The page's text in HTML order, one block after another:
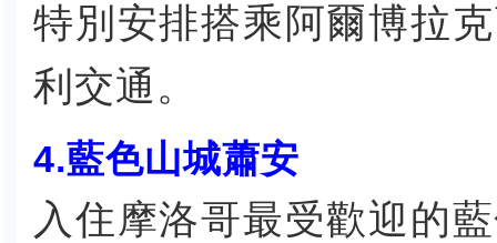
特別安排搭乘阿爾博拉
利交通。
4.藍色山城蕭安
入住摩洛哥最受歡迎的